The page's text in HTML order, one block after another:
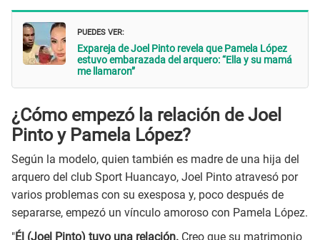
PUEDES VER:
Expareja de Joel Pinto revela que Pamela López
estuvo embarazada del arquero: “Ella y su mamá
me llamaron”
¿Cómo empezó la relación de Joel
Pinto y Pamela López?
Según la modelo, quien también es madre de una hija del
arquero del club Sport Huancayo, Joel Pinto atravesó por
varios problemas con su exesposa y, poco después de
separarse, empezó un vínculo amoroso con Pamela López.
"Él (Joel Pinto) tuvo una relación. Creo que su matrimonio